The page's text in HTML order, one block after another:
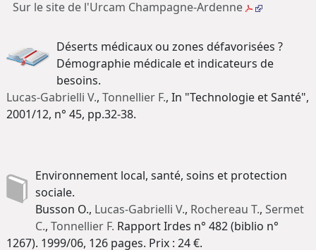
Sur le site de l'Urcam Champagne-Ardenne
Déserts médicaux ou zones défavorisées ?
Démographie médicale et indicateurs de
besoins.
Lucas-Gabrielli V., Tonnellier F., In "Technologie et Santé",
2001/12, n° 45, pp.32-38.
Environnement local, santé, soins et protection
sociale.
Busson O., Lucas-Gabrielli V., Rochereau T., Sermet
C., Tonnellier F. Rapport Irdes n° 482 (biblio n°
1267). 1999/06, 126 pages. Prix : 24 €.